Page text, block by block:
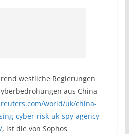
westliche Regierungen
aus China
world/uk/china-
cyber-risk-uk-spy-agency-
, ist die von Sophos